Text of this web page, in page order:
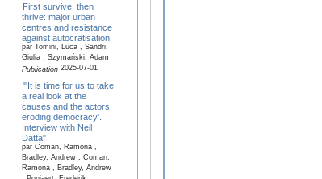
First survive, then
thrive: major urban
centres and resistance
against autocratisation
par Tomini, Luca , Sandri,
Giulia , Szymański, Adam
Publication2025-07-01
"'It is time for us to take
a real look at the
causes and the actors
eroding democracy'.
Interview with Neil
Datta"
par Coman, Ramona ,
Bradley, Andrew , Coman,
Ramona , Bradley, Andrew